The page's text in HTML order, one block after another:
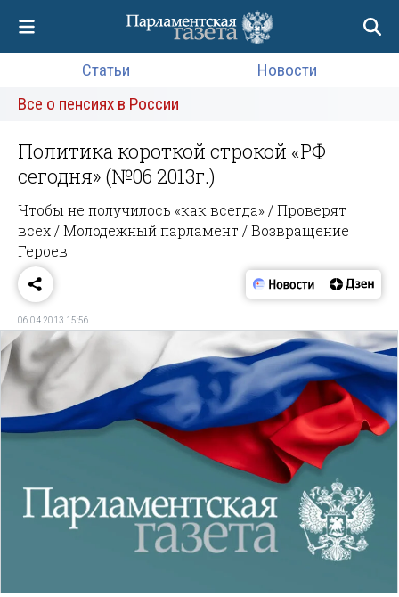
Статьи
Новости
Все о пенсиях в России
Политика короткой строкой «РФ
сегодня» (№06 2013г.)
Чтобы не получилось «как всегда» / Проверят
всех / Молодежный парламент / Возвращение
Героев
06.04.2013 15:56